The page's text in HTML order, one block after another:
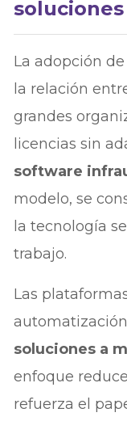
soluciones
La adopción
la relación
grandes
licencias sin
software
modelo, se
la tecnología
trabajo.
Las
soluciones a
enfoque
refuerza el